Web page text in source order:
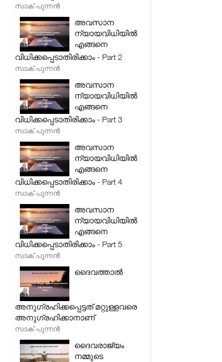
സാക് പുന്നൻ
അവസാന
ന്യായവിധിയിൽ
എങ്ങനെ
വിധിക്കപ്പെടാതിരിക്കാം - Part 2
സാക് പുന്നൻ
അവസാന
ന്യായവിധിയിൽ
എങ്ങനെ
വിധിക്കപ്പെടാതിരിക്കാം - Part 3
സാക് പുന്നൻ
അവസാന
ന്യായവിധിയിൽ
എങ്ങനെ
വിധിക്കപ്പെടാതിരിക്കാം - Part 4
സാക് പുന്നൻ
അവസാന
ന്യായവിധിയിൽ
എങ്ങനെ
വിധിക്കപ്പെടാതിരിക്കാം - Part 5
സാക് പുന്നൻ
ദൈവത്താൽ
അനുഗ്രഹിക്കപ്പെട്ടത് മറ്റുള്ളവരെ
അനുഗ്രഹിക്കാനാണ്
സാക് പുന്നൻ
ദൈവരാജ്യം
നമ്മുടെ